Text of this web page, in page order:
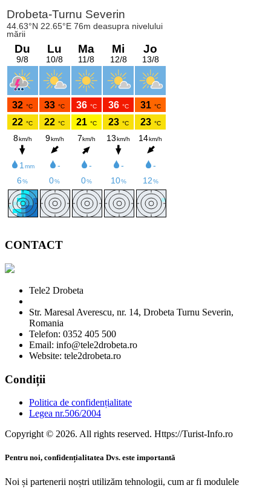
CONTACT
Tele2 Drobeta
Str. Maresal Averescu, nr. 14, Drobeta Turnu Severin,
Romania
Telefon: 0352 405 500
Email: info@tele2drobeta.ro
Website: tele2drobeta.ro
Condiții
Politica de confidențialitate
Legea nr.506/2004
Copyright © 2026. All rights reserved. Https://Turist-Info.ro
Pentru noi, confidențialitatea Dvs. este importantă
Noi și partenerii noștri utilizăm tehnologii, cum ar fi modulele